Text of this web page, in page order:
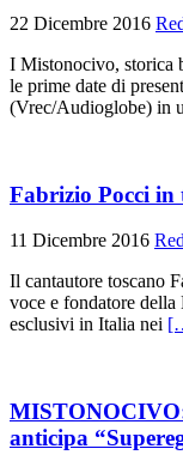
22 Dicembre 2016
I Mistonocivo, storica
le prime date di
(Vrec/Audioglobe) in
Fabrizio Pocci in
11 Dicembre 2016
Il cantautore toscano
voce e fondatore della
esclusivi in Italia nei
anticipa